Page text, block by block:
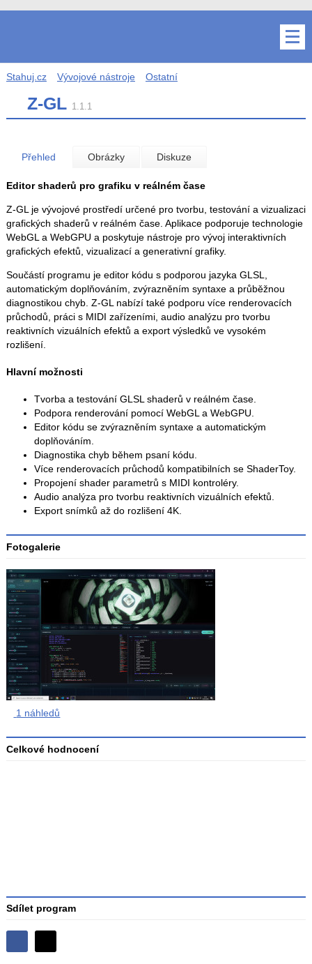
Stahuj.cz Vývojové nástroje Ostatní
Z-GL 1.1.1
Přehled Obrázky Diskuze
Editor shaderů pro grafiku v reálném čase
Z-GL je vývojové prostředí určené pro tvorbu, testování a vizualizaci
grafických shaderů v reálném čase. Aplikace podporuje technologie
WebGL a WebGPU a poskytuje nástroje pro vývoj interaktivních
grafických efektů, vizualizací a generativní grafiky.
Součástí programu je editor kódu s podporou jazyka GLSL,
automatickým doplňováním, zvýrazněním syntaxe a průběžnou
diagnostikou chyb. Z-GL nabízí také podporu více renderovacích
průchodů, práci s MIDI zařízeními, audio analýzu pro tvorbu
reaktivních vizuálních efektů a export výsledků ve vysokém
rozlišení.
Hlavní možnosti
Tvorba a testování GLSL shaderů v reálném čase.
Podpora renderování pomocí WebGL a WebGPU.
Editor kódu se zvýrazněním syntaxe a automatickým
doplňováním.
Diagnostika chyb během psaní kódu.
Více renderovacích průchodů kompatibilních se ShaderToy.
Propojení shader parametrů s MIDI kontroléry.
Audio analýza pro tvorbu reaktivních vizuálních efektů.
Export snímků až do rozlišení 4K.
Fotogalerie
1 náhledů
Celkové hodnocení
Sdílet program
Sdílejte